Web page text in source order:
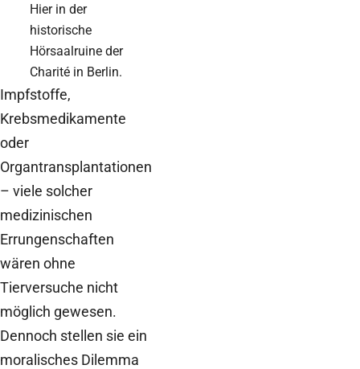
Hier in der
historische
Hörsaalruine der
Charité in Berlin.
Impfstoffe,
Krebsmedikamente
oder
Organtransplantationen
– viele solcher
medizinischen
Errungenschaften
wären ohne
Tierversuche nicht
möglich gewesen.
Dennoch stellen sie ein
moralisches Dilemma